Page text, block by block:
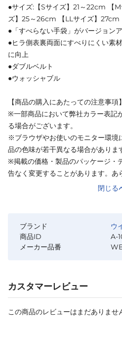
●サイズ:【Sサイズ】21～22cm 【
ズ】25～26cm 【LLサイズ】27cm
●「すべらない手袋」がバージョンア
●ヒラ側表裏両面にすべりにくい素
に向上
●ダブルベルト
●ウォッシャブル
【商品の購入にあたっての注意事項】
※一部商品において弊社カラー表記
る場合がございます。
※ブラウザやお使いのモニター環境
品の色味が若干異なる場合がありま
※掲載の価格・製品のパッケージ・
告なく変更することがあります。あ
閉じる
ブランド
ウ
商品ID
A-
メーカー品番
カスタマーレビュー
この商品のレビューはまだありませ